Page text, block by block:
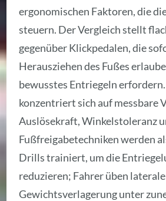
ergonomischen Faktoren, die
steuern. Der Vergleich stellt
gegenüber Klickpedalen, die
Herausziehen des Fußes
bewusstes Entriegeln
konzentriert sich auf messbare
Auslösekraft, Winkelstoleranz
Fußfreigabetechniken werden
Drills trainiert, um die
reduzieren; Fahrer üben
Gewichtsverlagerung unter